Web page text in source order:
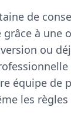
de
à une
ou
équipe de
les